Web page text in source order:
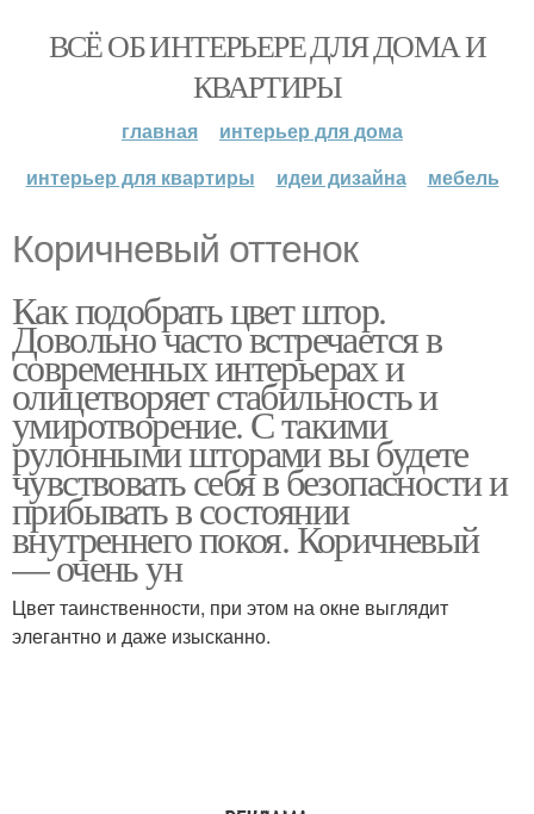
ВСЁ ОБ ИНТЕРЬЕРЕ ДЛЯ ДОМА И
КВАРТИРЫ
главная
интерьер для дома
интерьер для квартиры
идеи дизайна мебель
Коричневый оттенок
Как подобрать цвет штор.
Довольно часто встречается в
современных интерьерах и
олицетворяет стабильность и
умиротворение. С такими
рулонными шторами вы будете
чувствовать себя в безопасности и
прибывать в состоянии
внутреннего покоя. Коричневый
— очень ун
Цвет таинственности, при этом на окне выглядит
элегантно и даже изысканно.